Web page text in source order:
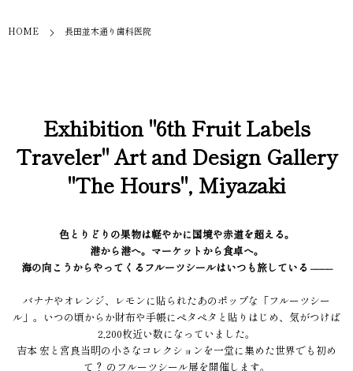
HOME 長田並木通り歯科医院
Exhibition "6th Fruit Labels
Traveler" Art and Design Gallery
"The Hours", Miyazaki
色とりどりの果物は軽やかに国境や赤道を超える。
港から港へ。マーケットから食卓へ。
海の向こうからやってくるフルーツシールはいつも旅している ––––
バナナやオレンジ、レモンに貼られたあのポップな「フルーツシー
ル」。いつの頃からか財布や手帳にペタペタと貼りはじめ、気がつけば
2,200枚近い数になっていました。
吉本 宏と宮良当明の小さなコレクションを一堂に集めた世界でも初め
て？ のフルーツシール展を開催します。